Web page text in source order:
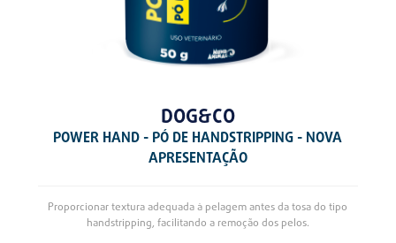
DOG&CO
POWER HAND - PÓ DE HANDSTRIPPING - NOVA
APRESENTAÇÃO
Proporcionar textura adequada à pelagem antes da tosa do tipo
handstripping, facilitando a remoção dos pelos.